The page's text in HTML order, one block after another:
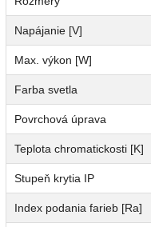
Napájanie [V]
Max. výkon [W]
Farba svetla
Povrchová úprava
Teplota chromatickosti [K]
Stupeň krytia IP
Index podania farieb [Ra]